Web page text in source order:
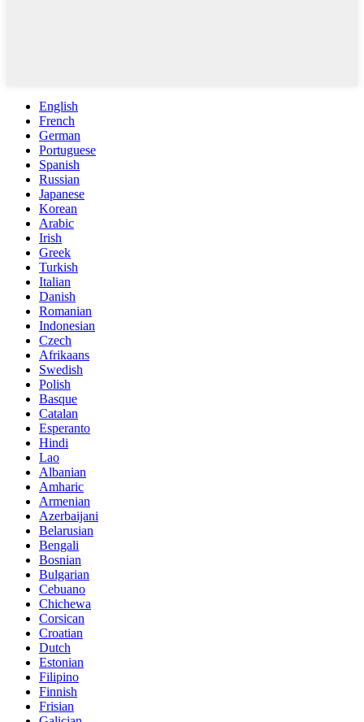
English
French
German
Portuguese
Spanish
Russian
Japanese
Korean
Arabic
Irish
Greek
Turkish
Italian
Danish
Romanian
Indonesian
Czech
Afrikaans
Swedish
Polish
Basque
Catalan
Esperanto
Hindi
Lao
Albanian
Amharic
Armenian
Azerbaijani
Belarusian
Bengali
Bosnian
Bulgarian
Cebuano
Chichewa
Corsican
Croatian
Dutch
Estonian
Filipino
Finnish
Frisian